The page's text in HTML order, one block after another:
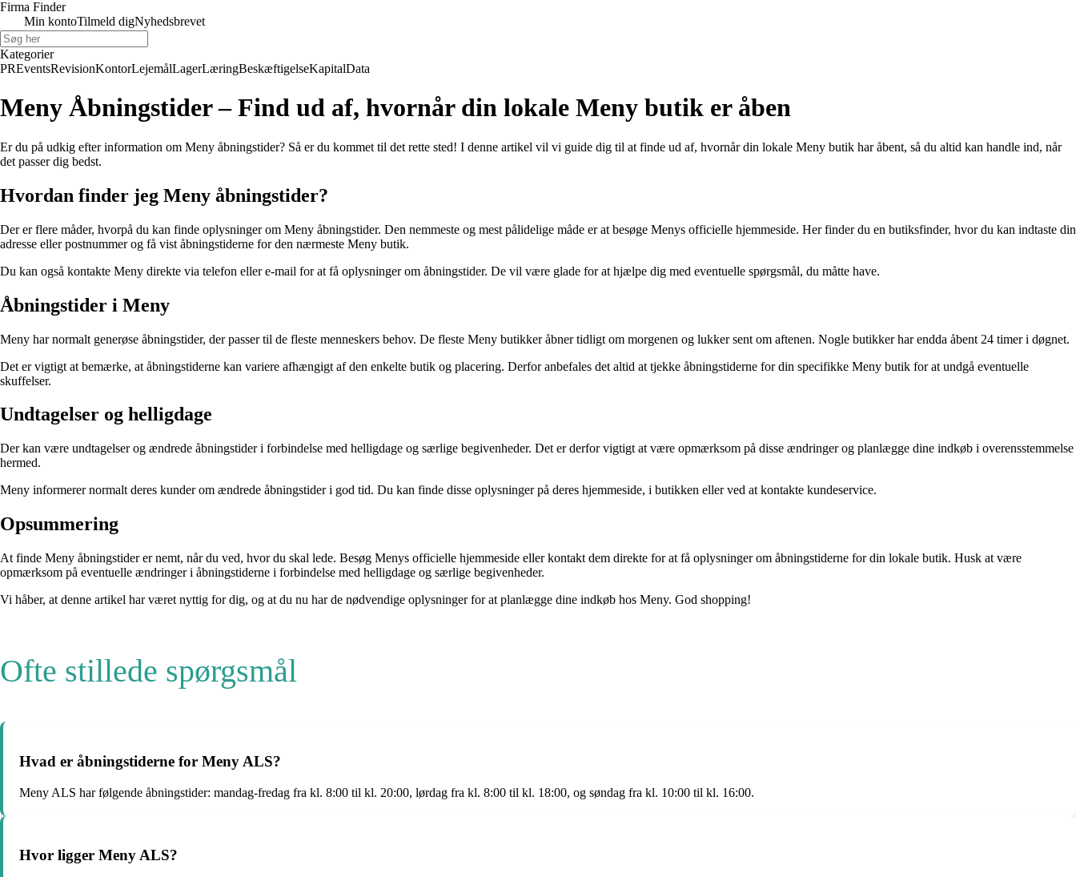
Firma Finder
Min kontoTilmeld digNyhedsbrevet
Kategorier
PREventsRevisionKontorLejemålLagerLæringBeskæftigelseKapitalData
Meny Åbningstider – Find ud af, hvornår din lokale Meny butik er åben
Er du på udkig efter information om Meny åbningstider? Så er du kommet til det rette sted! I denne artikel vil vi guide dig til at finde ud af, hvornår din lokale Meny butik har åbent, så du altid kan handle ind, når
det passer dig bedst.
Hvordan finder jeg Meny åbningstider?
Der er flere måder, hvorpå du kan finde oplysninger om Meny åbningstider. Den nemmeste og mest pålidelige måde er at besøge Menys officielle hjemmeside. Her finder du en butiksfinder, hvor du kan indtaste din
adresse eller postnummer og få vist åbningstiderne for den nærmeste Meny butik.
Du kan også kontakte Meny direkte via telefon eller e-mail for at få oplysninger om åbningstider. De vil være glade for at hjælpe dig med eventuelle spørgsmål, du måtte have.
Åbningstider i Meny
Meny har normalt generøse åbningstider, der passer til de fleste menneskers behov. De fleste Meny butikker åbner tidligt om morgenen og lukker sent om aftenen. Nogle butikker har endda åbent 24 timer i døgnet.
Det er vigtigt at bemærke, at åbningstiderne kan variere afhængigt af den enkelte butik og placering. Derfor anbefales det altid at tjekke åbningstiderne for din specifikke Meny butik for at undgå eventuelle
skuffelser.
Undtagelser og helligdage
Der kan være undtagelser og ændrede åbningstider i forbindelse med helligdage og særlige begivenheder. Det er derfor vigtigt at være opmærksom på disse ændringer og planlægge dine indkøb i overensstemmelse
hermed.
Meny informerer normalt deres kunder om ændrede åbningstider i god tid. Du kan finde disse oplysninger på deres hjemmeside, i butikken eller ved at kontakte kundeservice.
Opsummering
At finde Meny åbningstider er nemt, når du ved, hvor du skal lede. Besøg Menys officielle hjemmeside eller kontakt dem direkte for at få oplysninger om åbningstiderne for din lokale butik. Husk at være
opmærksom på eventuelle ændringer i åbningstiderne i forbindelse med helligdage og særlige begivenheder.
Vi håber, at denne artikel har været nyttig for dig, og at du nu har de nødvendige oplysninger for at planlægge dine indkøb hos Meny. God shopping!
Ofte stillede spørgsmål
Hvad er åbningstiderne for Meny ALS?
Meny ALS har følgende åbningstider: mandag-fredag fra kl. 8:00 til kl. 20:00, lørdag fra kl. 8:00 til kl. 18:00, og søndag fra kl. 10:00 til kl. 16:00.
Hvor ligger Meny ALS?